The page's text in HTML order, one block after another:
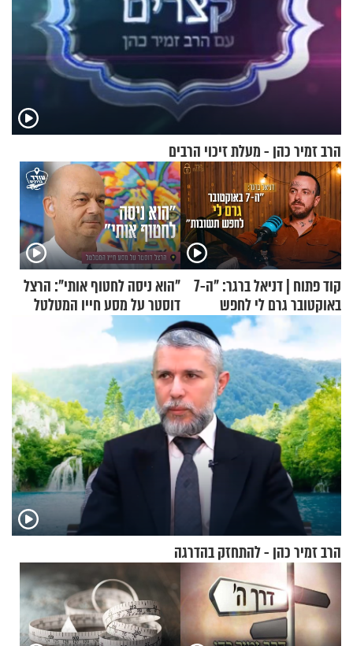
הרב זמיר כהן - מעלת זיכוי הרבים
קוד פתוח | דניאל ברגר: "ה-7
באוקטובר גרם לי לחפש
תשובות"
"הוא ניסה לחטוף אותי": הרצל
דוסטר על מסע חייו המטלטל
הרב זמיר כהן - להתחזק בהדרגה